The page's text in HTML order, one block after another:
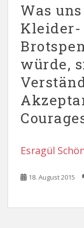
Was
Kleider-
würde,
Esragül
18. August 2015